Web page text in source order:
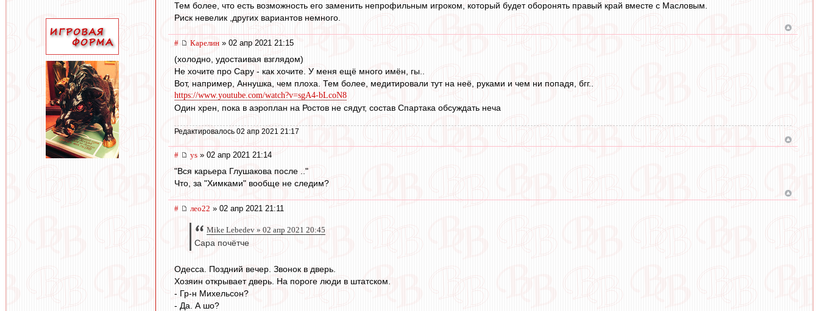
Тем более, что есть возможность его заменить непрофильным игроком, который будет оборонять правый край вместе с Масловым.
Риск невелик ,других вариантов немного.
# Карелин » 02 апр 2021 21:15
(холодно, удостаивая взглядом)
Не хочите про Сару - как хочите. У меня ещё много имён, гы..
Вот, например, Аннушка, чем плоха. Тем более, медитировали тут на неё, руками и чем ни попадя, бгг..
https://www.youtube.com/watch?v=sgA4-bLcoN8
Один хрен, пока в аэроплан на Ростов не сядут, состав Спартака обсуждать неча
Редактировалось 02 апр 2021 21:17
# ys » 02 апр 2021 21:14
"Вся карьера Глушакова после .."
Что, за "Химками" вообще не следим?
# лео22 » 02 апр 2021 21:11
Mike Lebedev » 02 апр 2021 20:45
Сара почётче
Одесса. Поздний вечер. Звонок в дверь.
Хозяин открывает дверь. На пороге люди в штатском.
- Гр-н Михельсон?
- Да. А шо?